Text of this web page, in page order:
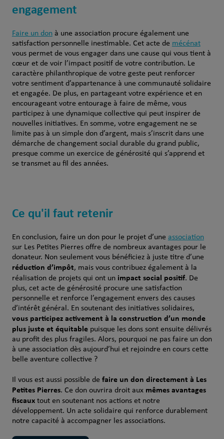
engagement
Faire un donà une associationprocure également une
satisfaction personnelle inestimable. Cet acte de mécénat
vous permetde vousengager dans une cause qui vous tientà
cœuret de voir l’impact positifde votre contribution. Le
caractère philanthropique de votre geste peut renforcer
votre sentiment d’appartenance à une communauté solidaire
et engagée. De plus, en partageant votre expérience et en
encourageant votre entourage à faire de même, vous
participezà une dynamique collective qui peutinspirer de
nouvellesinitiatives. En somme, votre engagement ne se
limite pas à un simple don d’argent, mais s’inscritdans une
démarche de changement social durable du grand public,
presque comme un exercice de générosité qui s’apprend et
se transmet au fil des années.
Ce qu'il faut retenir
En conclusion, faire un donpour le projet d’une association
sur Les Petites Pierres offre de nombreux avantagespour le
donateur. Non seulement vous bénéficiez à juste titre d’une
réduction d’impôt, mais vous contribuez égalementà la
réalisation de projetsqui ontun impact social positif. De
plus, cet acte de générosité procure une satisfaction
personnelle et renforce l’engagement enversdes causes
d’intérêt général . En soutenantdes initiatives solidaires,
vous participezactivement à la construction d’un monde
plus justeet équitable puisque les dons sont ensuite délivrés
au profit des plus fragiles. Alors, pourquoi ne pasfaire un don
à une association dès aujourd’hui et rejoindre en cours cette
belle aventure collective ?
Il vous est aussi possible de faire un don directement à Les
Petites Pierres. Ce don ouvrira droit aux mêmes avantages
fiscauxtout en soutenant nos actions et notre
développement. Un acte solidaire qui renforce durablement
notre capacité à accompagner les associations.